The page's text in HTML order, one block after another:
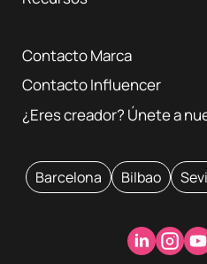
Contacto Marca
Contacto Influencer
¿Eres creador? Únete a
Barcelona Bilbao